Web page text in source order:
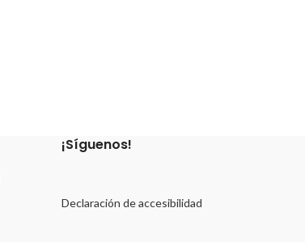
¡Síguenos!
Declaración de accesibilidad